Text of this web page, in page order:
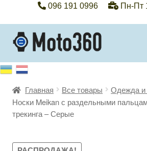
096 191 0996 Пн-Пт
Перейти
к
навигации
Перейти
к
содержимому
+38 096 191 0996
Категории
Гарантия
Главная Все товары
Одежда и
Носки Meikan с раздельными
трекинга – Серые